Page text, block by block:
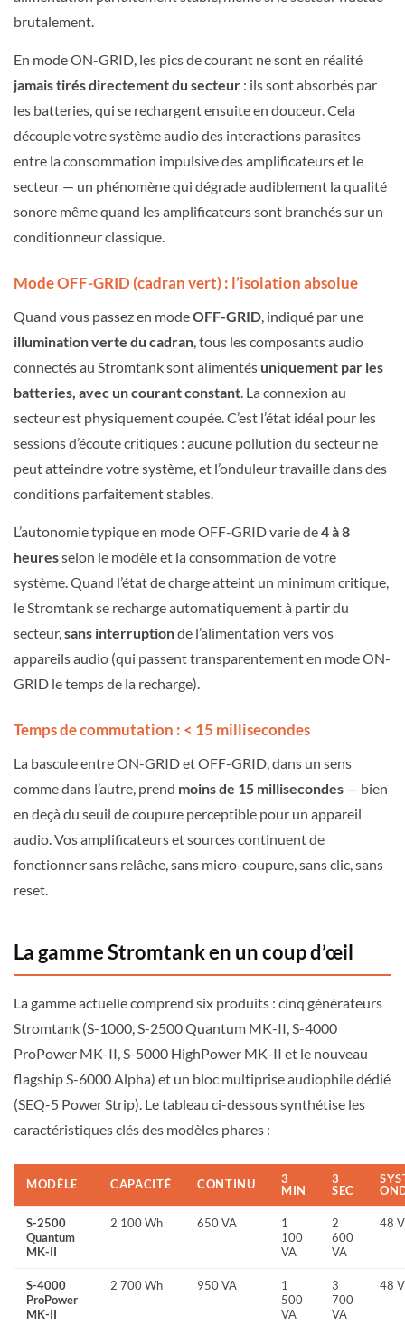
brutalement.
En mode ON-GRID, les pics de courant ne sont en réalité
jamais tirés directement du secteur : ils sont absorbés par
les batteries, qui se rechargent ensuite en douceur. Cela
découple votre système audio des interactions parasites
entre la consommation impulsive des amplificateurs et le
secteur — un phénomène qui dégrade audiblement la qualité
sonore même quand les amplificateurs sont branchés sur un
conditionneur classique.
Mode OFF-GRID (cadran vert) : l’isolation absolue
Quand vous passez en modeOFF-GRID, indiqué par une
illumination verte du cadran, tous les composants audio
connectés au Stromtank sont alimentés uniquement par les
batteries, avec un courant constant. La connexion au
secteur est physiquement coupée. C’est l’état idéal pour les
sessions d’écoute critiques : aucune pollution du secteur ne
peut atteindre votre système, et l’onduleur travaille dans des
conditions parfaitement stables.
L’autonomie typique en mode OFF-GRID varie de4 à 8
heuresselon le modèle et la consommation de votre
système. Quand l’état de charge atteint un minimum critique,
le Stromtank se recharge automatiquement à partir du
secteur,sans interruptionde l’alimentation vers vos
appareils audio (qui passent transparentement en mode ON-
GRID le temps de la recharge).
Temps de commutation : < 15 millisecondes
La bascule entre ON-GRID et OFF-GRID, dans un sens
comme dans l’autre, prend moins de 15 millisecondes — bien
en deçà du seuil de coupure perceptible pour un appareil
audio. Vos amplificateurs et sources continuent de
fonctionner sans relâche, sans micro-coupure, sans clic, sans
reset.
La gamme Stromtank en un coup d’œil
La gamme actuelle comprend six produits : cinq générateurs
Stromtank (S-1000, S-2500 Quantum MK-II, S-4000
ProPower MK-II, S-5000 HighPower MK-II et le nouveau
flagship S-6000 Alpha) et un bloc multiprise audiophile dédié
(SEQ-5 Power Strip). Le tableau ci-dessous synthétise les
caractéristiques clés des modèles phares :
MODÈLE CAPACITÉ CONTINU
3
MIN
3
SEC
S-2500
Quantum
MK-II
2 100 Wh 650 VA
1
100
VA
2
600
VA
48
S-4000
ProPower
MK-II
2 700 Wh 950 VA
1
500
VA
3
700
VA
48